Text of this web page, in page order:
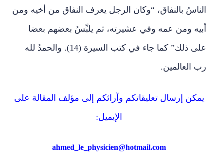
الناسُ بالنفاق، “وكان الرجل يعرف النفاق من أخيه ومن
أبيه ومن عمه وفي عشيرته، ثم يلبِّسُ بعضهم بعضا
على ذلك” كما جاء في كتب السيرة (14). والحمدُ لله
رب العالمين.
يمكن إرسال تعليقاتكم وآرائكم إلى مؤلف المقالة على
الإيميل:
ahmed_le_physicien@hotmail.com